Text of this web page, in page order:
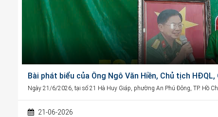
Bài phát biểu của Ông Ngô Văn Hiền, Chủ tịch
Ngày 21/6/2026, tại số 21 Hà Huy Giáp, phường An Phú Đông, TP. Hồ
21-06-2026